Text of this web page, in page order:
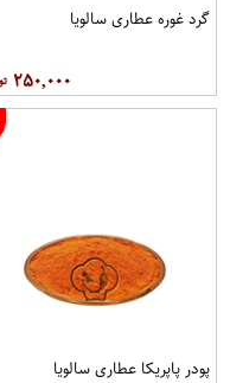
گرد غوره عطاری سالویا
۲۵۰,۰۰۰
پودر پاپریکا عطاری سالویا